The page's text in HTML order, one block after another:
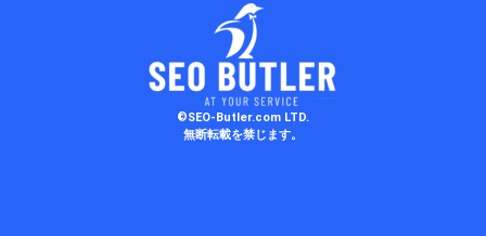
©SEO-Butler.com LTD.
無断転載を禁じます。